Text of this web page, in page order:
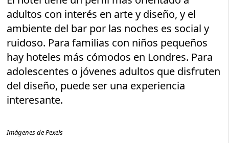
adultos con interés en arte y diseño, y el
ambiente del bar por las noches es social y
ruidoso. Para familias con niños pequeños
hay hoteles más cómodos en Londres. Para
adolescentes o jóvenes adultos que disfruten
del diseño, puede ser una experiencia
interesante.
Imágenes de Pexels